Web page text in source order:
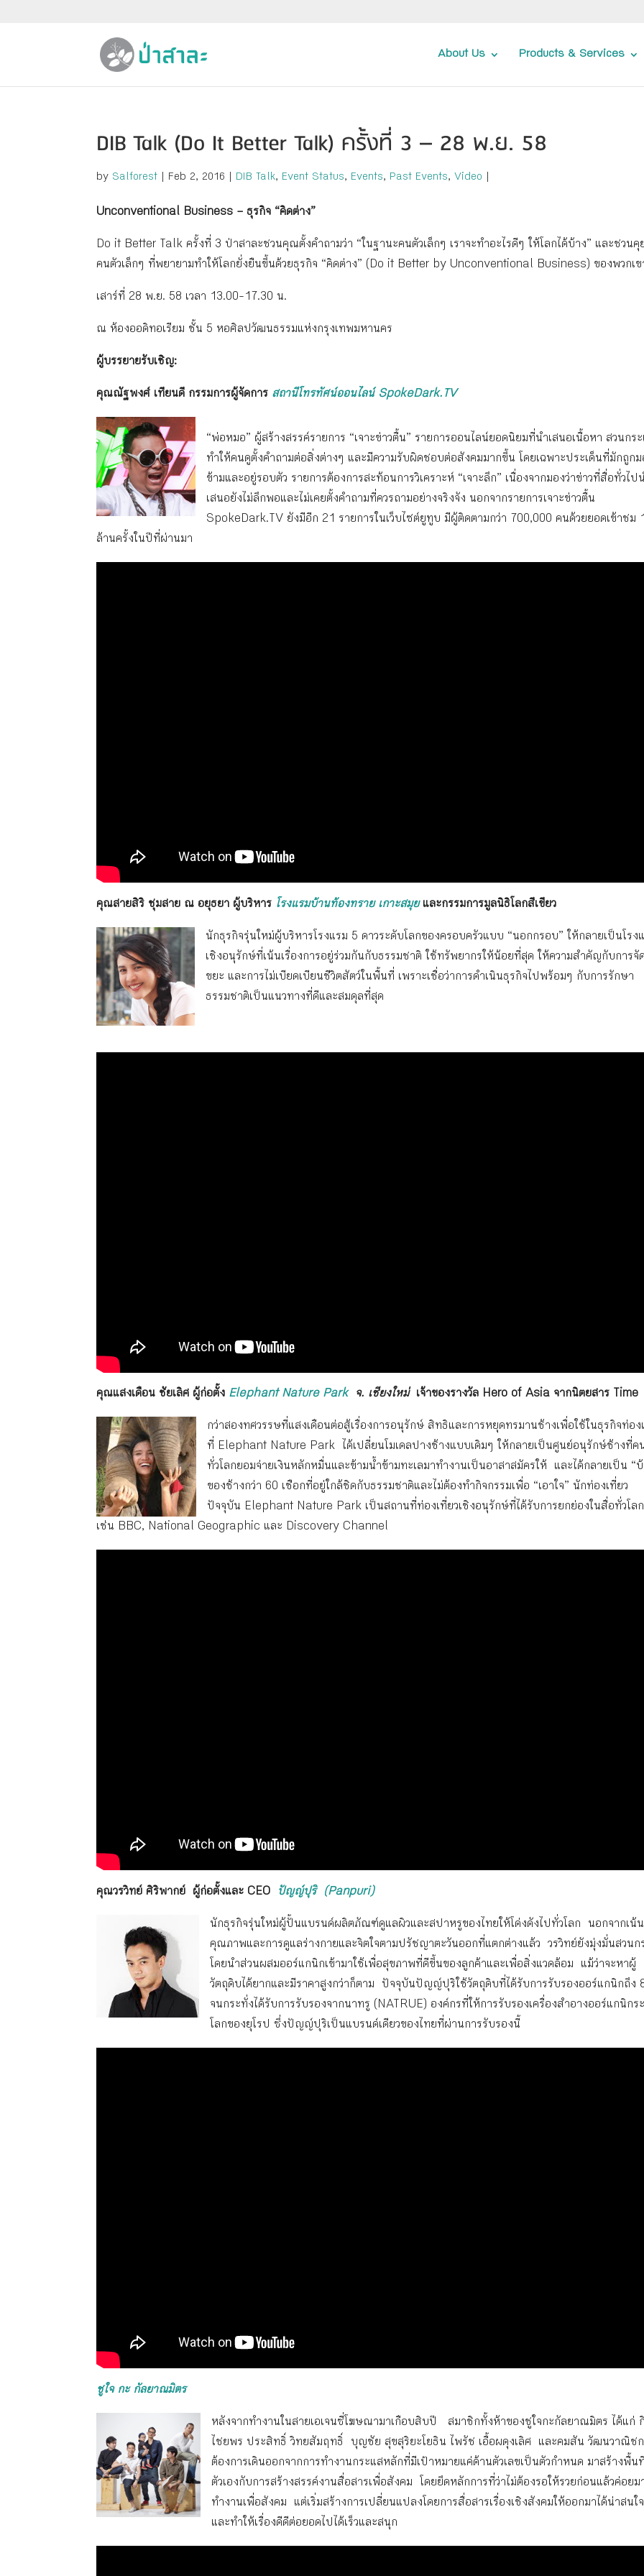
About Us Products & Services
DIB Talk (Do It Better Talk) ครั้งที่ 3 – 28 พ.ย. 58
by Salforest Feb 2, 2016 DIB Talk, Event Status, Events, Past Events, Video
Unconventional Business – ธุรกิจ “คิดต่าง”
Do it Better Talk ครั้งที่ 3 ป่าสาละชวนคุณตั้งคำถามว่า “ในฐานะคนตัวเล็กๆ เราจะทำอะไรดีๆ ให้โลกได้บ้าง” และชวนคุ
คนตัวเล็กๆ ที่พยายามทำให้โลกยั่งยืนขึ้นด้วยธุรกิจ “คิดต่าง” (Do it Better by Unconventional Business) ของพวกเข
เสาร์ที่ 28 พ.ย. 58 เวลา 13.00-17.30 น.
ณ ห้องออดิทอเรียม ชั้น 5 หอศิลปวัฒนธรรมแห่งกรุงเทพมหานคร
ผู้บรรยายรับเชิญ:
คุณณัฐพงศ์ เทียนดี กรรมการผู้จัดการ สถานีโทรทัศน์ออนไลน์ SpokeDark.TV
“พ่อหมอ” ผู้สร้างสรรค์รายการ “เจาะข่าวตื้น” รายการออนไลน์ยอดนิยมที่นำเสนอเนื้อหา สวนกร
ทำให้คนดูตั้งคำถามต่อสิ่งต่างๆ และมีความรับผิดชอบต่อสังคมมากขึ้น โดยเฉพาะประเด็นที่มักถูกม
ข้ามและอยู่รอบตัว รายการต้องการสะท้อนการวิเคราะห์ “เจาะลึก” เนื่องจากมองว่าข่าวที่สื่อทั่วไป
เสนอยังไม่ลึกพอและไม่เคยตั้งคำถามที่ควรถามอย่างจริงจัง นอกจากรายการเจาะข่าวตื้น
SpokeDark.TV ยังมีอีก 21 รายการในเว็บไซต์ยูทูบ มีผู้ติดตามกว่า 700,000 คนด้วยยอดเข้าชม
ล้านครั้งในปีที่ผ่านมา
คุณสายสิริ ชุมสาย ณ อยุธยา ผู้บริหาร โรงแรมบ้านท้องทราย เกาะสมุย และกรรมการมูลนิธิโลกสีเขียว
นักธุรกิจรุ่นใหม่ผู้บริหารโรงแรม 5 ดาวระดับโลกของครอบครัวแบบ “นอกกรอบ” ให้กลายเป็นโรง
เชิงอนุรักษ์ที่เน้นเรื่องการอยู่ร่วมกันกับธรรมชาติ ใช้ทรัพยากรให้น้อยที่สุด ให้ความสำคัญกับการจั
ขยะ และการไม่เบียดเบียนชีวิตสัตว์ในพื้นที่ เพราะเชื่อว่าการดำเนินธุรกิจไปพร้อมๆ กับการรักษา
ธรรมชาติเป็นแนวทางที่ดีและสมดุลที่สุด
คุณแสงเดือน ชัยเลิศ ผู้ก่อตั้ง Elephant Nature Park จ. เชียงใหม่ เจ้าของรางวัล Hero of Asia จากนิตยสาร Time
กว่าสองทศวรรษที่แสงเดือนต่อสู้เรื่องการอนุรักษ์ สิทธิและการหยุดทรมานช้างเพื่อใช้ในธุรกิจท่อง
ที่ Elephant Nature Park ได้เปลี่ยนโมเดลปางช้างแบบเดิมๆ ให้กลายเป็นศูนย์อนุรักษ์ช้างที่ค
ทั่วโลกยอมจ่ายเงินหลักหมื่นและข้ามน้ำข้ามทะเลมาทำงานเป็นอาสาสมัครให้ และได้กลายเป็น “
ของช้างกว่า 60 เชือกที่อยู่ใกล้ชิดกับธรรมชาติและไม่ต้องทำกิจกรรมเพื่อ “เอาใจ” นักท่องเที่ยว
ปัจจุบัน Elephant Nature Park เป็นสถานที่ท่องเที่ยวเชิงอนุรักษ์ที่ได้รับการยกย่องในสื่อทั่วโลก
เช่น BBC, National Geographic และ Discovery Channel
คุณวรวิทย์ ศิริพากย์ ผู้ก่อตั้งและ CEO ปัญญ์ปุริ (Panpuri)
นักธุรกิจรุ่นใหม่ผู้ปั้นแบรนด์ผลิตภัณฑ์ดูแลผิวและสปาหรูของไทยให้โด่งดังไปทั่วโลก นอกจากเน้
คุณภาพและการดูแลร่างกายและจิตใจตามปรัชญาตะวันออกที่แตกต่างแล้ว วรวิทย์ยังมุ่งมั่นสวนก
โดยนำส่วนผสมออร์แกนิกเข้ามาใช้เพื่อสุขภาพที่ดีขึ้นของลูกค้าและเพื่อสิ่งแวดล้อม แม้ว่าจะหาผู้
วัตถุดิบได้ยากและมีราคาสูงกว่าก็ตาม ปัจจุบันปัญญ์ปุริใช้วัตถุดิบที่ได้รับการรับรองออร์แกนิกถึง
จนกระทั่งได้รับการรับรองจากนาทรู (NATRUE) องค์กรที่ให้การรับรองเครื่องสำอางออร์แกนิกร
โลกของยุโรป ซึ่งปัญญ์ปุริเป็นแบรนด์เดียวของไทยที่ผ่านการรับรองนี้
ชูใจ กะ กัลยาณมิตร
หลังจากทำงานในสายเอเจนซี่โฆษณามาเกือบสิบปี สมาชิกทั้งห้าของชูใจกะกัลยาณมิตร ได้แก่
ไชยพร ประสิทธิ์ วิทยสัมฤทธิ์ บุญชัย สุขสุริยะโยธิน ไพรัช เอื้อผดุงเลิศ และคมสัน วัฒนวาณิช
ต้องการเดินออกจากการทำงานกระแสหลักที่มีเป้าหมายแค่ด้านตัวเลขเป็นตัวกำหนด มาสร้างพื้น
ตัวเองกับการสร้างสรรค์งานสื่อสารเพื่อสังคม โดยยึดหลักการที่ว่าไม่ต้องรอให้รวยก่อนแล้วค่อยม
ทำงานเพื่อสังคม แต่เริ่มสร้างการเปลี่ยนแปลงโดยการสื่อสารเรื่องเชิงสังคมให้ออกมาได้น่าสนใจ
และทำให้เรื่องดีดีต่อยอดไปได้เร็วและสนุก